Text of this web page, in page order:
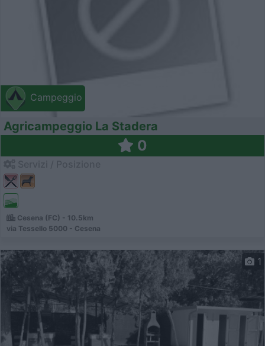
Campeggio
Agricampeggio La Stadera
0
Cesena (FC) - 10.5km
via Tessello 5000 - Cesena
1